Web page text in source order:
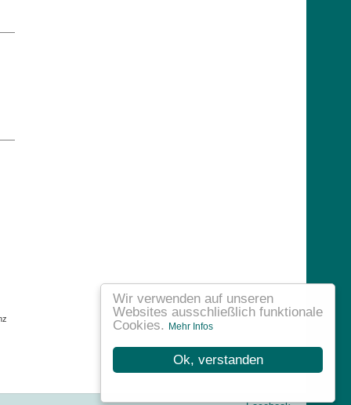
Ok, verstanden
Wir verwenden auf unseren
Websites ausschließlich funktionale
Cookies.
Mehr Infos